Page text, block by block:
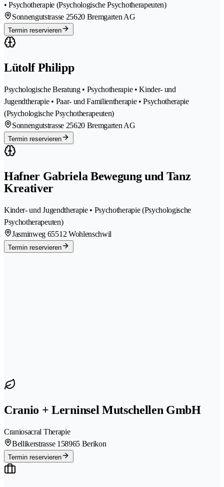
• Psychotherapie (Psychologische Psychotherapeuten)
Sonnengutstrasse 25620 Bremgarten AG
Termin reservieren
Lütolf Philipp
Psychologische Beratung • Psychotherapie • Kinder- und
Jugendtherapie • Paar- und Familientherapie • Psychotherapie
(Psychologische Psychotherapeuten)
Sonnengutstrasse 25620 Bremgarten AG
Termin reservieren
Hafner Gabriela Bewegung und Tanz
Kreativer
Kinder- und Jugendtherapie • Psychotherapie (Psychologische
Psychotherapeuten)
Jasminweg 65512 Wohlenschwil
Termin reservieren
Cranio + Lerninsel Mutschellen GmbH
Craniosacral Therapie
Bellikerstrasse 158965 Berikon
Termin reservieren